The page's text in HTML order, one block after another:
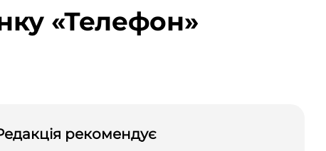
«Телефон»
рекомендує